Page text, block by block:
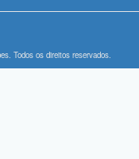
Todos os direitos reservados.